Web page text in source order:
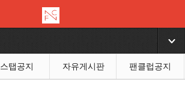
▼
스탭공지 자유게시판 팬클럽공지